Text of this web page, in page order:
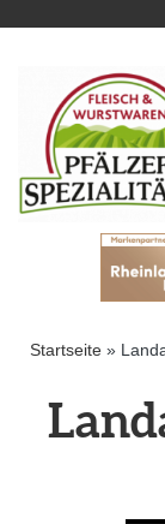
Startseite »